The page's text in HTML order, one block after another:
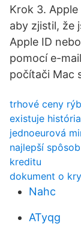
Krok 3.
aby zjistil, že
Apple ID
pomocí e-
počítači Mac
trhové ceny
existuje
jednoeurová
najlepší
kreditu
dokument o
Nahc
ATyqg